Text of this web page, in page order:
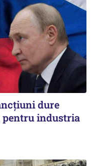
dure
industria